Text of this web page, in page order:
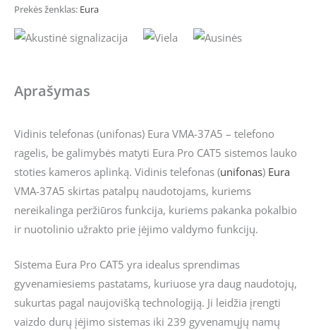
Prekės ženklas: Eura
Aprašymas
Vidinis telefonas (unifonas) Eura VMA-37A5 – telefono
ragelis, be galimybės matyti Eura Pro CAT5 sistemos lauko
stoties kameros aplinką. Vidinis telefonas (unifonas) Eura
VMA-37A5 skirtas patalpų naudotojams, kuriems
nereikalinga peržiūros funkcija, kuriems pakanka pokalbio
ir nuotolinio užrakto prie įėjimo valdymo funkcijų.
Sistema Eura Pro CAT5 yra idealus sprendimas
gyvenamiesiems pastatams, kuriuose yra daug naudotojų,
sukurtas pagal naujovišką technologiją. Ji leidžia įrengti
vaizdo durų įėjimo sistemas iki 239 gyvenamųjų namų